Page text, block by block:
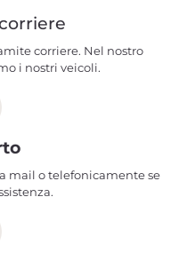
corriere. Nel nostro
i nostri veicoli.
mail o telefonicamente se